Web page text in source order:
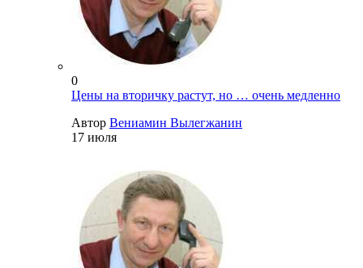
0
Цены на вторичку растут, но … очень медленно
Автор Вениамин Вылегжанин
17 июля